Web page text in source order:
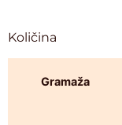
Količina
Gramaža